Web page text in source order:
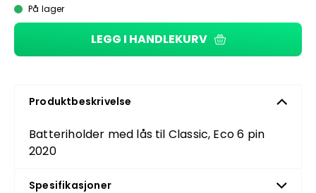
På lager
LEGG I HANDLEKURV
Produktbeskrivelse
Batteriholder med lås til Classic, Eco 6 pin
2020
Spesifikasjoner